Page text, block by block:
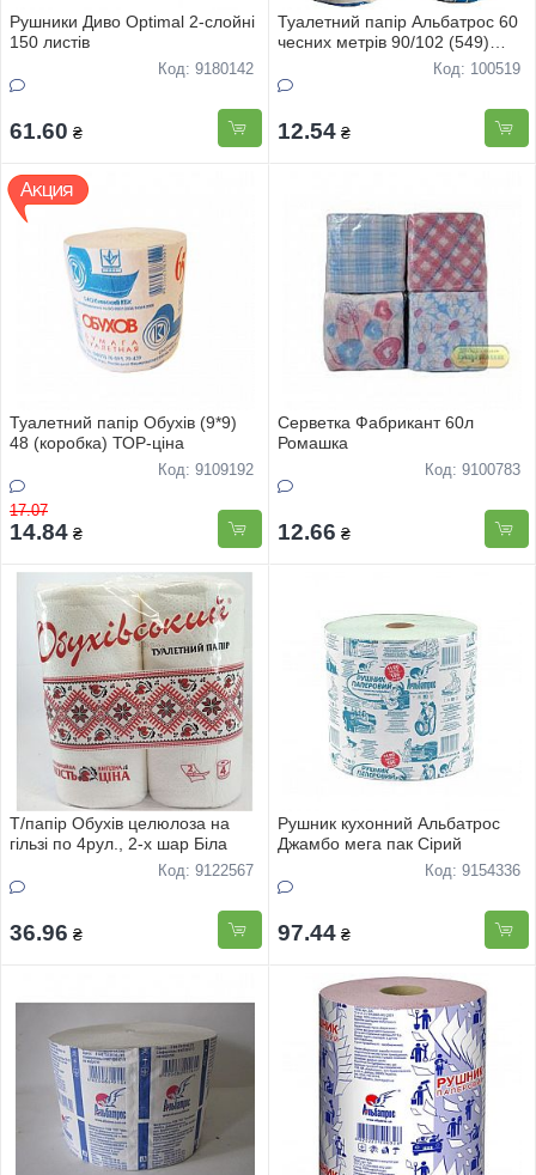
Рушники Диво Optimal 2-слойні
150 листів
Код: 9180142
61.60 ₴
Туалетний папір Альбатрос 60
чесних метрів 90/102 (549)
Код: 100519
12.54 ₴
Туалетний папір Обухів (9*9)
48 (коробка) ТОР-цiна
Код: 9109192
17.07
14.84 ₴
Серветка Фабрикант 60л
Ромашка
Код: 9100783
12.66 ₴
Т/папір Обухів целюлоза на
гільзі по 4рул., 2-х шар Біла
Код: 9122567
36.96 ₴
Рушник кухонний Альбатрос
Джамбо мега пак Сірий
Код: 9154336
97.44 ₴